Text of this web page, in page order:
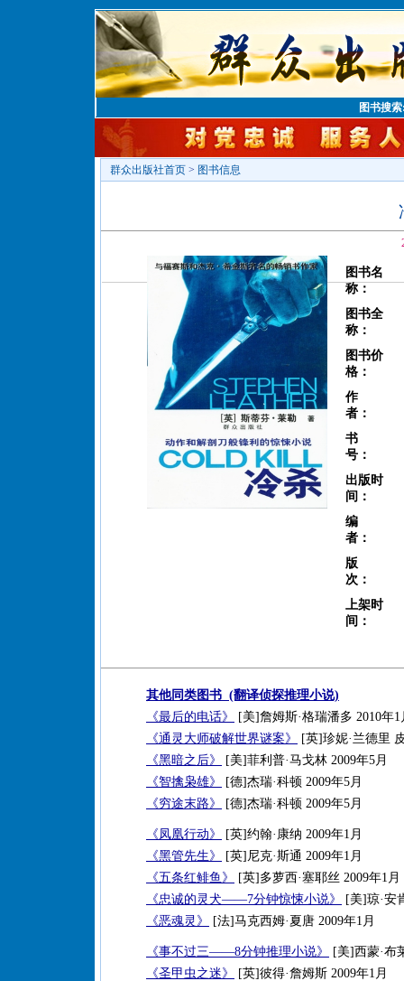
图书搜
群众出版社首页 > 图书信息
图书名
称：
图书全
称：
图书价
格：
作
者：
书
号：
出版时
间：
编
者：
版
次：
上架时
间：
其他同类图书 (翻译侦探推理小说)
《最后的电话》
[美]詹姆斯·格瑞潘多 2010年1
《通灵大师破解世界谜案》
[英]珍妮·兰德里
《黑暗之后》
[美]菲利普·马戈林 2009年5月
《智擒枭雄》
[德]杰瑞·科顿 2009年5月
《穷途末路》
[德]杰瑞·科顿 2009年5月
《凤凰行动》
[英]约翰·康纳 2009年1月
《黑管先生》
[英]尼克·斯通 2009年1月
《五条红鲱鱼》
[英]多萝西·塞耶丝 2009年1月
《忠诚的灵犬——7分钟惊悚小说》
[美]琼·安
《恶魂灵》
[法]马克西姆·夏唐 2009年1月
《事不过三——8分钟推理小说》
[美]西蒙·布
《圣甲虫之迷》
[英]彼得·詹姆斯 2009年1月